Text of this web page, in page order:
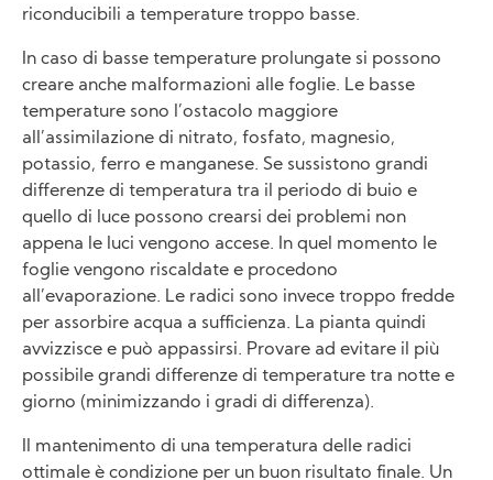
riconducibili a temperature troppo basse.
In caso di basse temperature prolungate si possono
creare anche malformazioni alle foglie. Le basse
temperature sono l’ostacolo maggiore
all’assimilazione di nitrato, fosfato, magnesio,
potassio, ferro e manganese. Se sussistono grandi
differenze di temperatura tra il periodo di buio e
quello di luce possono crearsi dei problemi non
appena le luci vengono accese. In quel momento le
foglie vengono riscaldate e procedono
all’evaporazione. Le radici sono invece troppo fredde
per assorbire acqua a sufficienza. La pianta quindi
avvizzisce e può appassirsi. Provare ad evitare il più
possibile grandi differenze di temperature tra notte e
giorno (minimizzando i gradi di differenza).
Il mantenimento di una temperatura delle radici
ottimale è condizione per un buon risultato finale. Un